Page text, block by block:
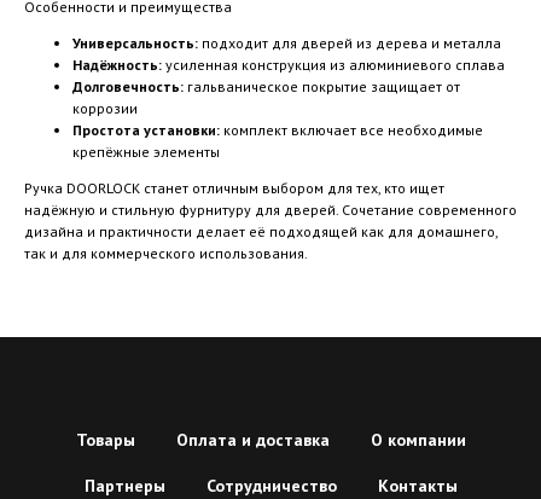
Особенности и преимущества
Универсальность: подходит для дверей из дерева и металла
Надёжность: усиленная конструкция из алюминиевого сплава
Долговечность: гальваническое покрытие защищает от
коррозии
Простота установки: комплект включает все необходимые
крепёжные элементы
Ручка DOORLOCK станет отличным выбором для тех, кто ищет
надёжную и стильную фурнитуру для дверей. Сочетание современного
дизайна и практичности делает её подходящей как для домашнего,
так и для коммерческого использования.
Товары Оплата и доставка О компании
Партнеры Сотрудничество Контакты